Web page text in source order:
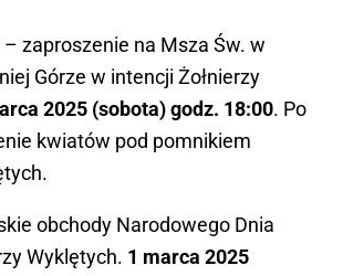
– zaproszenie na Msza Św. w
Górze w intencji Żołnierzy
2025 (sobota) godz. 18:00. Po
kwiatów pod pomnikiem
obchody Narodowego Dnia
Wyklętych. 1 marca 2025